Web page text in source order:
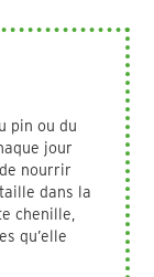
pin ou du
jour
nourrir
dans la
chenille,
qu’elle